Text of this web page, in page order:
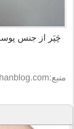
چَپَر از جنس
منبع:mehrdadb54.mihanblog.com